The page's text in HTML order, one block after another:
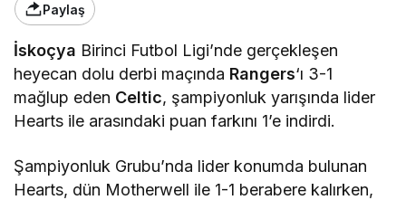
Paylaş
İskoçya Birinci Futbol Ligi’nde gerçekleşen
heyecan dolu derbi maçında Rangers‘ı 3-1
mağlup eden Celtic, şampiyonluk yarışında lider
Hearts ile arasındaki puan farkını 1’e indirdi.
Şampiyonluk Grubu’nda lider konumda bulunan
Hearts, dün Motherwell ile 1-1 berabere kalırken,